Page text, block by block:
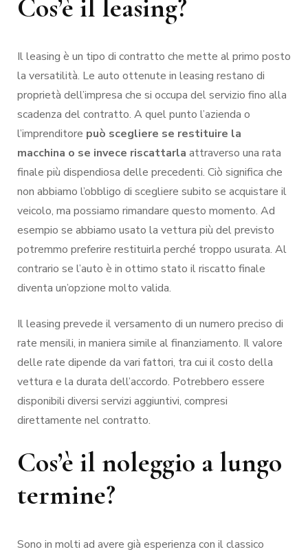
Cos’è il leasing?
Il leasing è un tipo di contratto che mette al primo posto
la versatilità. Le auto ottenute in leasing restano di
proprietà dell’impresa che si occupa del servizio fino alla
scadenza del contratto. A quel punto l’azienda o
l’imprenditore può scegliere se restituire la
macchina o se invece riscattarla attraverso una rata
finale più dispendiosa delle precedenti. Ciò significa che
non abbiamo l’obbligo di scegliere subito se acquistare il
veicolo, ma possiamo rimandare questo momento. Ad
esempio se abbiamo usato la vettura più del previsto
potremmo preferire restituirla perché troppo usurata. Al
contrario se l’auto è in ottimo stato il riscatto finale
diventa un’opzione molto valida.
Il leasing prevede il versamento di un numero preciso di
rate mensili, in maniera simile al finanziamento. Il valore
delle rate dipende da vari fattori, tra cui il costo della
vettura e la durata dell’accordo. Potrebbero essere
disponibili diversi servizi aggiuntivi, compresi
direttamente nel contratto.
Cos’è il noleggio a lungo
termine?
Sono in molti ad avere già esperienza con il classico